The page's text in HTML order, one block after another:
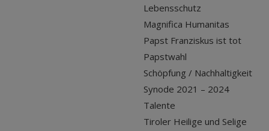
Lebensschutz
Magnifica Humanitas
Papst Franziskus ist tot
Papstwahl
Schöpfung / Nachhaltigkeit
Synode 2021 – 2024
Talente
Tiroler Heilige und Selige